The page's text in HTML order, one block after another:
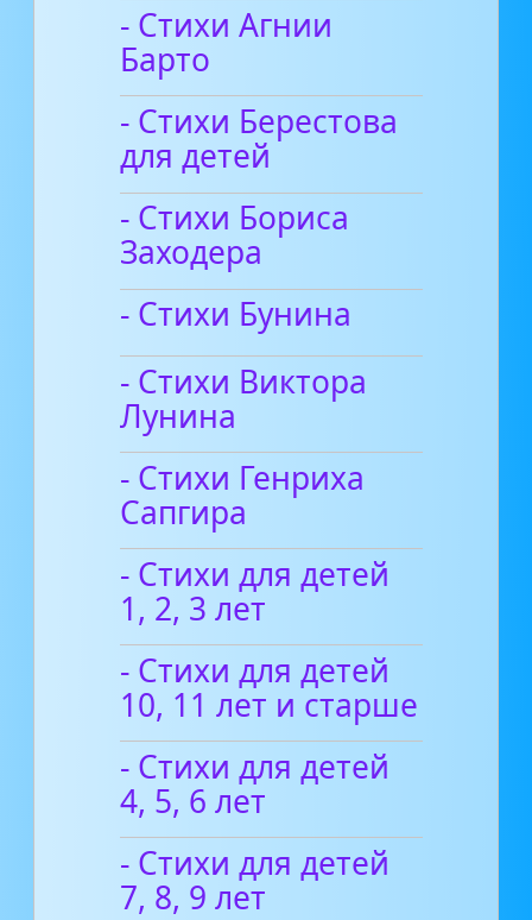
- Стихи Агнии
Барто
- Стихи Берестова
для детей
- Стихи Бориса
Заходера
- Стихи Бунина
- Стихи Виктора
Лунина
- Стихи Генриха
Сапгира
- Стихи для детей
1, 2, 3 лет
- Стихи для детей
10, 11 лет и старше
- Стихи для детей
4, 5, 6 лет
- Стихи для детей
7, 8, 9 лет